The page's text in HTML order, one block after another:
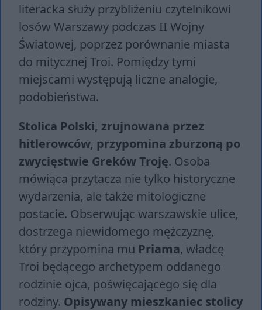
literacka służy przybliżeniu czytelnikowi
losów Warszawy podczas II Wojny
Światowej, poprzez porównanie miasta
do mitycznej Troi. Pomiędzy tymi
miejscami występują liczne analogie,
podobieństwa.
Stolica Polski, zrujnowana przez
hitlerowców, przypomina zburzoną po
zwycięstwie Greków Troję. Osoba
mówiąca przytacza nie tylko historyczne
wydarzenia, ale także mitologiczne
postacie. Obserwując warszawskie ulice,
dostrzega niewidomego mężczyznę,
który przypomina mu Priama, władcę
Troi będącego archetypem oddanego
rodzinie ojca, poświęcającego się dla
rodziny. Opisywany mieszkaniec stolicy